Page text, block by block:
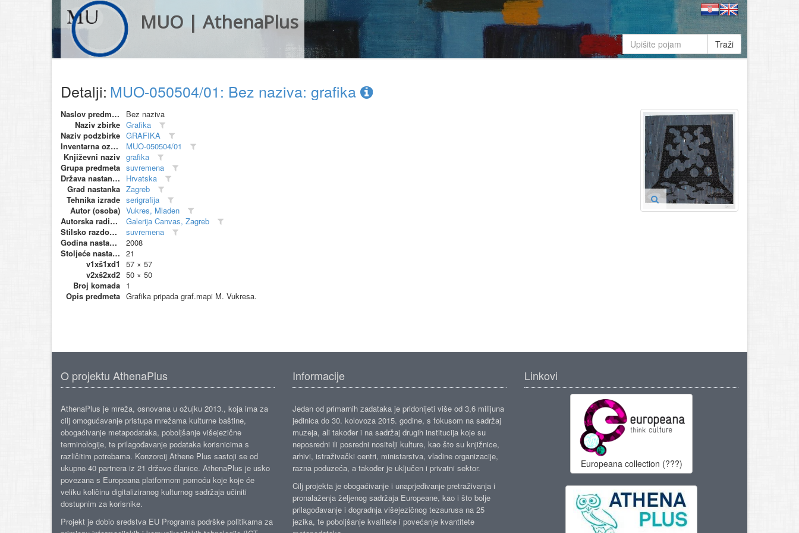
MUO | AthenaPlus
Traži
Detalji: MUO-050504/01: Bez naziva: grafika
Naslov predmeta
Bez naziva
Naziv zbirke Grafika
Naziv podzbirke GRAFIKA
Inventarna oznaka
MUO-050504/01
Književni naziv grafika
Grupa predmeta suvremena
Država nastanka
Hrvatska
Grad nastanka Zagreb
Tehnika izrade serigrafija
Autor (osoba) Vukres, Mladen
Autorska radionica (proizvođač)
Galerija Canvas, Zagreb
Stilsko razdoblje
suvremena
Godina nastanka
2008
Stoljeće nastanka 21
v1xš1xd1
57 × 57
v2xš2xd2 50 × 50
Broj komada 1
Opis predmeta Grafika pripada graf.mapi M. Vukresa.
O projektu AthenaPlus
AthenaPlus je mreža, osnovana u ožujku 2013., koja ima za
cilj omogućavanje pristupa mrežama kulturne baštine,
obogaćivanje metapodataka, poboljšanje višejezične
terminologije, te prilagođavanje podataka korisnicima s
različitim potrebama. Konzorcij Athene Plus sastoji se od
ukupno 40 partnera iz 21 države članice. AthenaPlus je usko
povezana s Europeana platformom pomoću koje koje će
veliku količinu digitaliziranog kulturnog sadržaja učiniti
dostupnim za korisnike.
Projekt je dobio sredstva EU Programa podrške politikama za
Informacije
Jedan od primarnih zadataka je pridonijeti više od 3,6 milijuna
jedinica do 30. kolovoza 2015. godine, s fokusom na sadržaj
muzeja, ali također i na sadržaj drugih institucija koje su
neposredni ili posredni nositelji kulture, kao što su knjižnice,
arhivi, istraživački centri, ministarstva, vladine organizacije,
razna poduzeća, a također je uključen i privatni sektor.
Cilj projekta je obogaćivanje i unaprjeđivanje pretraživanja i
pronalaženja željenog sadržaja Europeane, kao i što bolje
prilagođavanje i dogradnja višejezičnog tezaurusa na 25
jezika, te poboljšanje kvalitete i povećanje kvantitete
Linkovi
Europeana collection (???)